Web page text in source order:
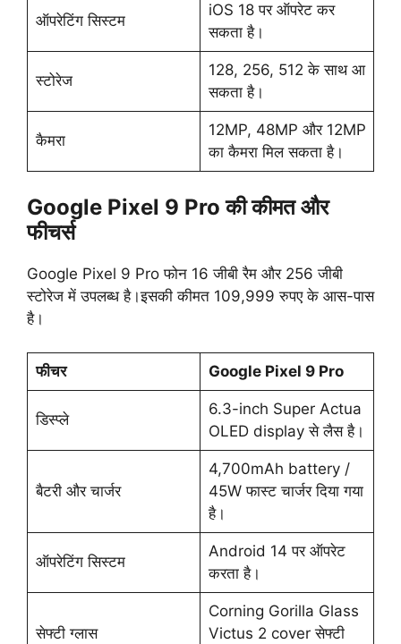
ऑपरेटिंग सिस्टम
iOS 18 पर ऑपरेट कर
सकता है।
स्टोरेज
128, 256, 512 के साथ आ
सकता है।
कैमरा
12MP, 48MP और 12MP
का कैमरा मिल सकता है।
Google Pixel 9 Pro की कीमत और
फीचर्स
Google Pixel 9 Pro फोन 16 जीबी रैम और 256 जीबी
स्टोरेज में उपलब्ध है।इसकी कीमत 109,999 रुपए के आस-पास
है।
फीचर Google Pixel 9 Pro
डिस्प्ले
6.3-inch Super Actua
OLED display से लैस है।
बैटरी और चार्जर
4,700mAh battery /
45W फास्ट चार्जर दिया गया
है।
ऑपरेटिंग सिस्टम
Android 14 पर ऑपरेट
करता है।
सेफ्टी ग्लास
Corning Gorilla Glass
Victus 2 cover सेफ्टी